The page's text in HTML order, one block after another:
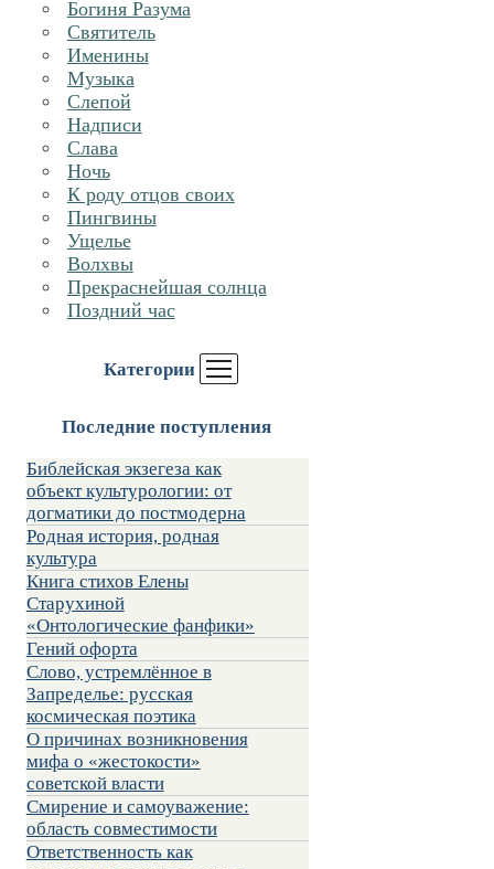
Богиня Разума
Святитель
Именины
Музыка
Слепой
Надписи
Слава
Ночь
К роду отцов своих
Пингвины
Ущелье
Волхвы
Прекраснейшая солнца
Поздний час
Категории
Последние поступления
Библейская экзегеза как
объект культурологии: от
догматики до постмодерна
Родная история, родная
культура
Книга стихов Елены
Старухиной
«Онтологические фанфики»
Гений офорта
Слово, устремлённое в
Запределье: русская
космическая поэтика
О причинах возникновения
мифа о «жестокости»
советской власти
Смирение и самоуважение:
область совместимости
Ответственность как